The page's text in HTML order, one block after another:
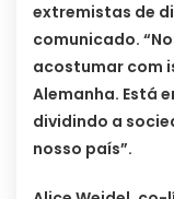
extremistas de
comunicado.
acostumar com
Alemanha. Está
dividindo a
nosso país”.